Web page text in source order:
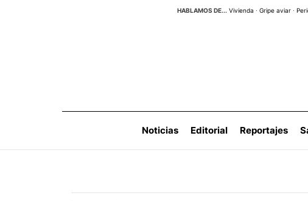
HABLAMOS DE... Vivienda · Gripe aviar·
Noticias Editorial Reportajes